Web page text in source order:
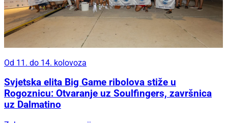
Od 11. do 14. kolovoza
Svjetska elita Big Game ribolova stiže u
Rogoznicu: Otvaranje uz Soulfingers, završnica
uz Dalmatino